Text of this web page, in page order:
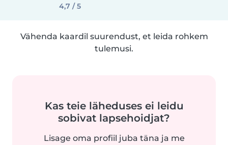
4,7 / 5
Vähenda kaardil suurendust, et leida rohkem
tulemusi.
Kas teie läheduses ei leidu
sobivat lapsehoidjat?
Lisage oma profiil juba täna ja me